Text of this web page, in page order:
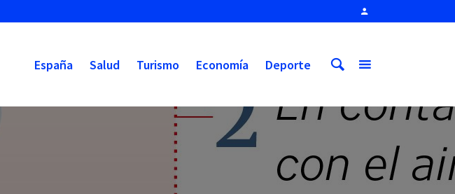
España Salud Turismo Economía Deporte